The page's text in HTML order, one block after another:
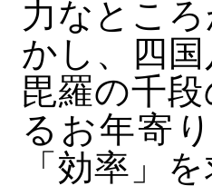
力なとこ
かし、四
毘羅の千
るお年寄
「効率」